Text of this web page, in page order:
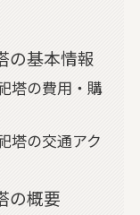
の基本情報
塔の費用・購
塔の交通アク
の概要